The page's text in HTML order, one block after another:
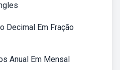
Decimal Em Fração
Anual Em Mensal